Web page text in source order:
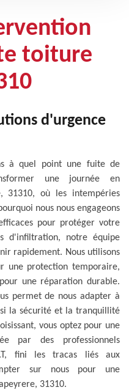
toiture
d'urgence
à quel point une fuite de
une journée en
31310, où les intempéries
nous nous engageons
pour protéger votre
d'infiltration, notre équipe
rapidement. Nous utilisons
une protection temporaire,
une réparation durable.
permet de nous adapter à
la sécurité et la tranquillité
vous optez pour une
par des professionnels
fini les tracas liés aux
sur nous pour une
31310.